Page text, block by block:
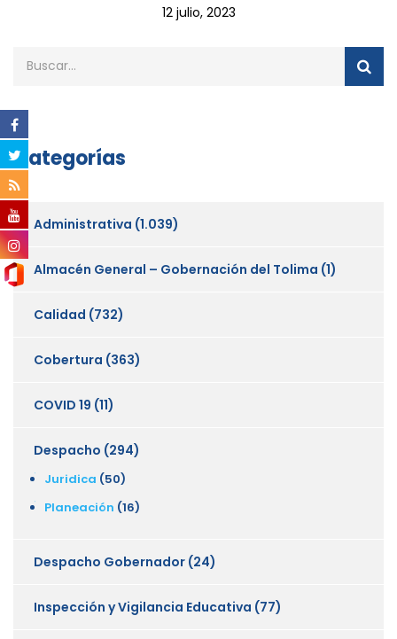
12 julio, 2023
Categorías
Administrativa (1.039)
Almacén General – Gobernación del Tolima (1)
Calidad (732)
Cobertura (363)
COVID 19 (11)
Despacho (294)
Juridica (50)
Planeación (16)
Despacho Gobernador (24)
Inspección y Vigilancia Educativa (77)